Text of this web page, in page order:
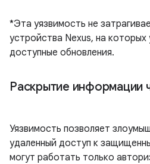
*Эта уязвимость не
устройства Nexus, на которых
доступные обновления.
Раскрытие информации
Уязвимость позволяет
удаленный доступ к
могут работать только